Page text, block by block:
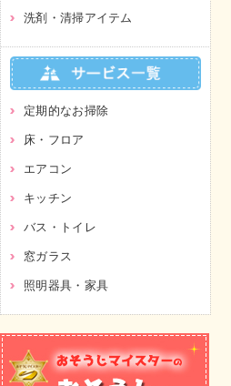
洗剤・清掃アイテム
定期的なお掃除
床・フロア
エアコン
キッチン
バス・トイレ
窓ガラス
照明器具・家具